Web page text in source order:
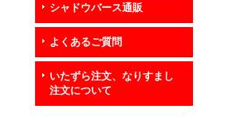
シャドウバース通販
よくあるご質問
いたずら注文、なりすまし
注文について